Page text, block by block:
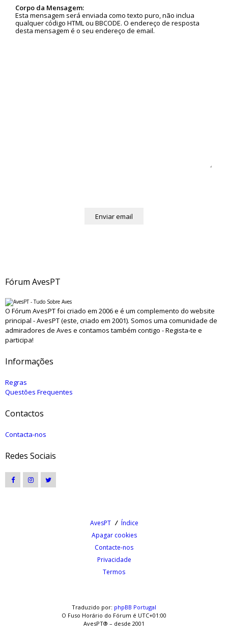
Corpo da Mensagem:
Esta mensagem será enviada como texto puro, não inclua
qualquer código HTML ou BBCODE. O endereço de resposta
desta mensagem é o seu endereço de email.
Fórum AvesPT
O Fórum AvesPT foi criado em 2006 e é um complemento do website
principal - AvesPT (este, criado em 2001). Somos uma comunidade de
admiradores de Aves e contamos também contigo - Regista-te e
participa!
Informações
Regras
Questões Frequentes
Contactos
Contacta-nos
Redes Sociais
AvesPT
Índice
Apagar cookies
Contacte-nos
Privacidade
Termos
Traduzido por: phpBB Portugal
O Fuso Horário do Fórum é UTC+01:00
AvesPT® – desde 2001